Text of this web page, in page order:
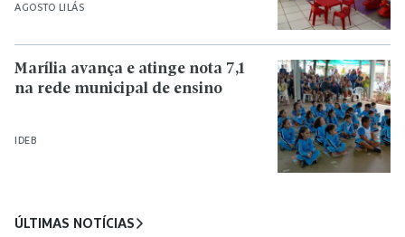
AGOSTO LILÁS
IDEB
Marília avança e atinge nota 7,1
na rede municipal de ensino
ÚLTIMAS NOTÍCIAS